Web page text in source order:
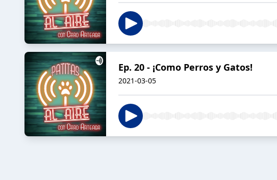
Ep. 20 - ¡Como Perros y Gatos!
2021-03-05